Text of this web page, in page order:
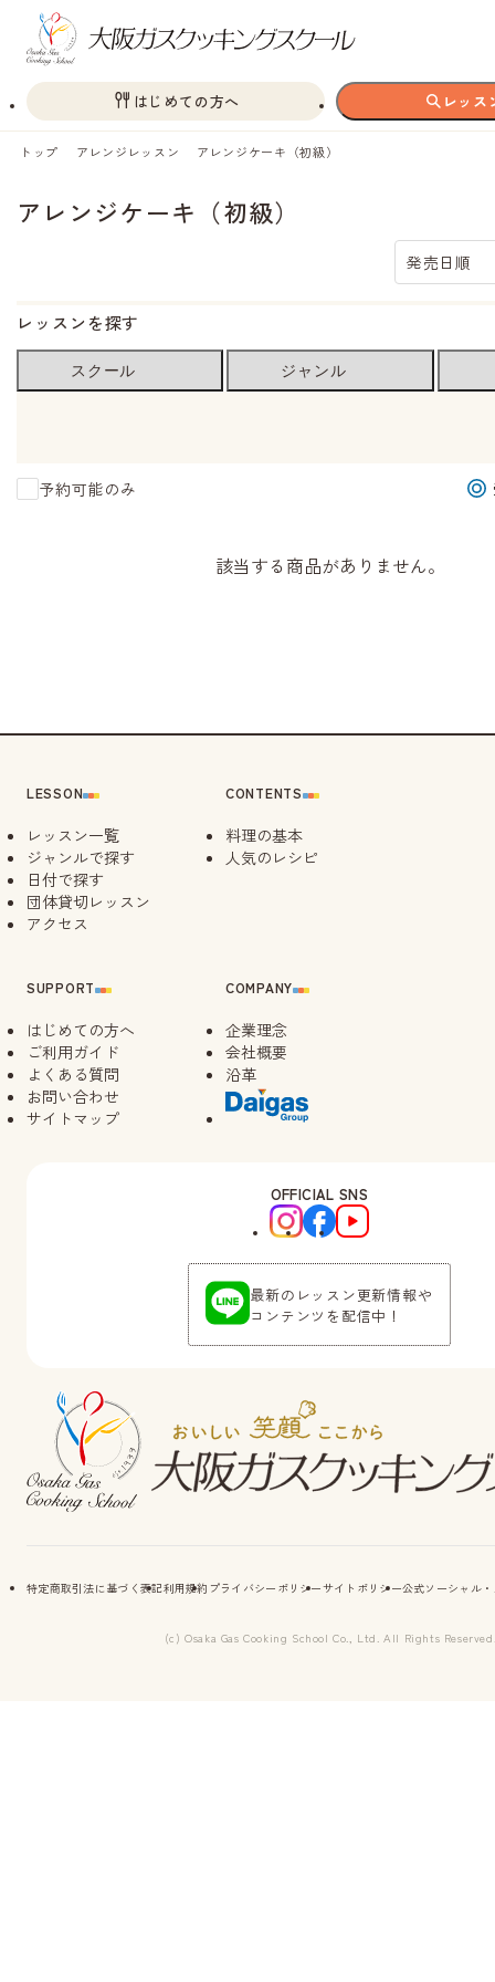
はじめての方へ レッス
トップ アレンジレッスン アレンジケーキ（初級）
アレンジケーキ（初級）
発売日順
レッスンを探す
スクール ジャンル
予約可能のみ
該当する商品がありません。
LESSON
レッスン一覧
ジャンルで探す
日付で探す
団体貸切レッスン
アクセス
SUPPORT
はじめての方へ
ご利用ガイド
よくある質問
お問い合わせ
サイトマップ
CONTENTS
料理の基本
人気のレシピ
COMPANY
企業理念
会社概要
沿革
OFFICIAL SNS
最新のレッスン更新情報や
コンテンツを配信中！
特定商取引法に基づく表記利用規約 プライバシーポリシーサイトポリシー公式ソーシャル
(c) Osaka Gas Cooking School Co., Ltd. All Rights